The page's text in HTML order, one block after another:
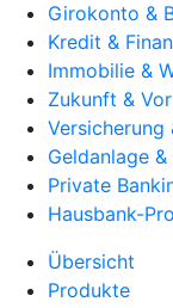
Girokonto &
Kredit &
Immobilie &
Zukunft &
Versicherung
Geldanlage &
Private
Hausbank-
Übersicht
Produkte